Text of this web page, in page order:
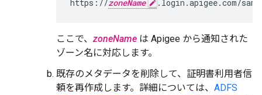
https://zoneName .login.apigee.com/
ここで、zoneName は Apigee から通知された
ゾーン名に対応します。
既存のメタデータを削除して、証明書利用者信
頼を再作成します。詳細については、 ADFS